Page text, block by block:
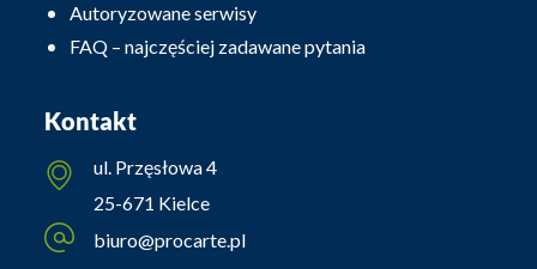
Autoryzowane serwisy
FAQ – najczęściej zadawane pytania
Kontakt
ul. Przęsłowa 4
25-671 Kielce
biuro@procarte.pl